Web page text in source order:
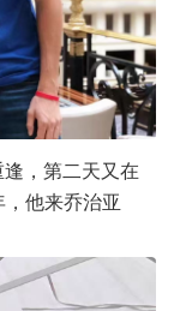
，第二天又在
他来乔治亚